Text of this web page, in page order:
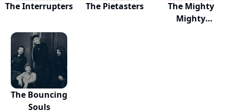
The Interrupters The Pietasters
The Mighty
Mighty
The Bouncing
Souls